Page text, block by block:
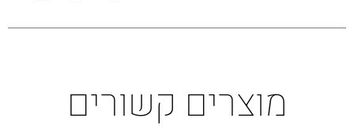
מוצרים קשורים